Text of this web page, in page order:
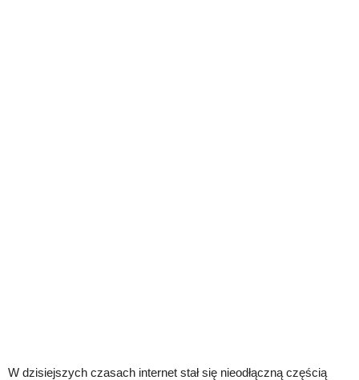
W dzisiejszych czasach internet stał się nieodłączną częścią